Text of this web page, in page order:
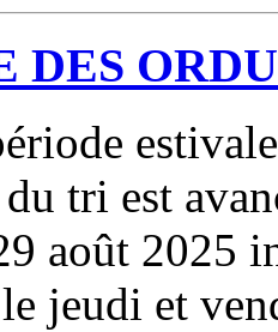
DES
du tri est
août 2025
jeudi et